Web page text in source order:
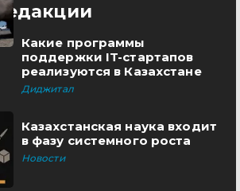
Какие программы
поддержки IT-стартапов
реализуются в Казахстане
Диджитал
Казахстанская наука входит
в фазу системного роста
Новости